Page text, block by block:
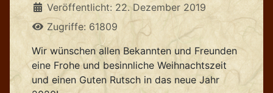
Veröffentlicht: 22. Dezember 2019
Zugriffe: 61809
Wir wünschen allen Bekannten und Freunden
eine Frohe und besinnliche Weihnachtszeit
und einen Guten Rutsch in das neue Jahr